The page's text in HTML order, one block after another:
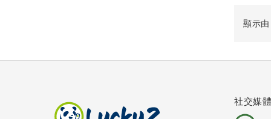
顯示
社交媒